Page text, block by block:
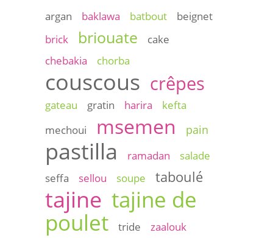
argan baklawa batbout
beignet
brick
briouate
cake
chebakia
chorba
couscous crêpes
gateau gratin harira
kefta
mechoui
msemen pain
pastilla ramadan
salade
seffa
sellou soupe taboulé
tajine tajine de
poulet
tride
zaalouk